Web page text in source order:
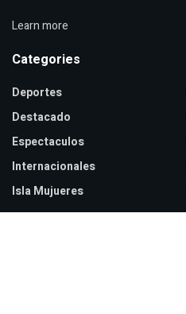
Learn more
Categories
Deportes
Destacado
Espectaculos
Internacionales
Isla Mujueres